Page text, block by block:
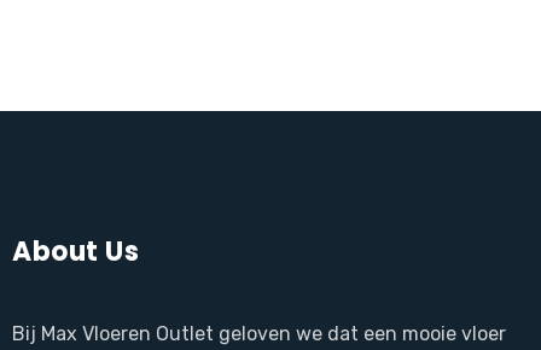
About Us
Bij Max Vloeren Outlet geloven we dat een mooie vloer